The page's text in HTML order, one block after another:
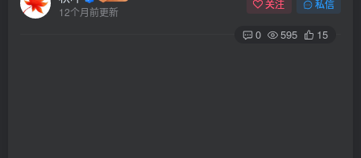
12个月前更新
关注 私信
0 595 15